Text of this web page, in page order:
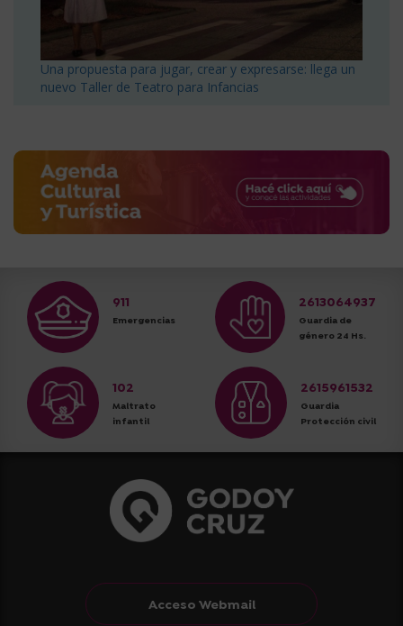
Una propuesta para jugar, crear y expresarse: llega un
nuevo Taller de Teatro para Infancias
911
Emergencias
2613064937
Guardia de
género 24 Hs.
102
Maltrato
infantil
2615961532
Guardia
Protección civil
Acceso Webmail